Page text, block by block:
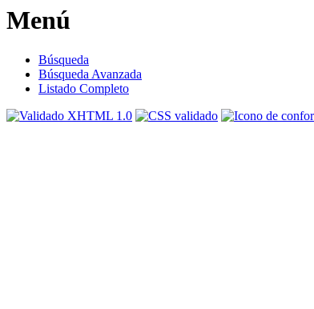
Menú
Búsqueda
Búsqueda Avanzada
Listado Completo